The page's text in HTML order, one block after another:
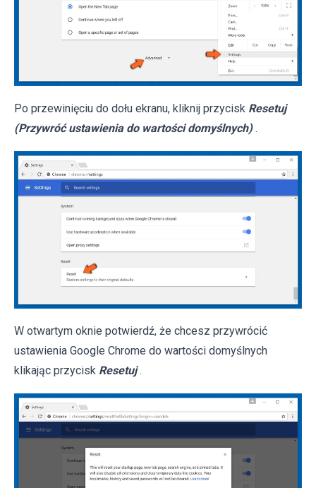
Po przewinięciu do dołu ekranu, kliknij przycisk Resetuj
(Przywróć ustawienia do wartości domyślnych) .
W otwartym oknie potwierdź, że chcesz przywrócić
ustawienia Google Chrome do wartości domyślnych
klikając przycisk Resetuj .